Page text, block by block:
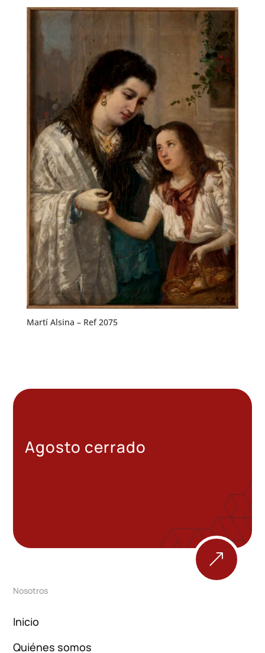
Martí Alsina – Ref 2075
Agosto cerrado
&
Nosotros
Inicio
Quiénes somos